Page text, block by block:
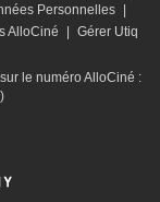
Personnelles
AlloCiné
Gérer Utiq
le numéro AlloCiné :